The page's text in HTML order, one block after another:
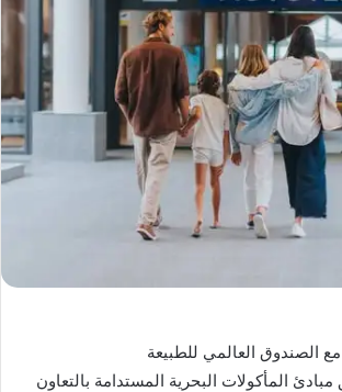
الصندوق العالمي للطبيعة
مبادئ المأكولات البحرية المستدامة بالتعاون